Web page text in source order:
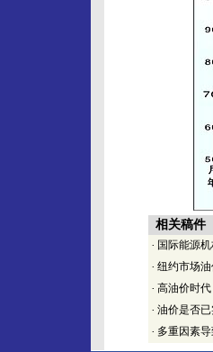
相关稿件
· 国际能源
· 纽约市场
· 高油价时
· 油价是否
· 多重因素